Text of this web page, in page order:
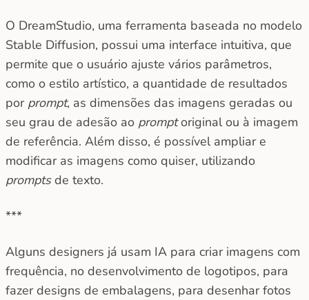
O DreamStudio, uma ferramenta baseada no modelo
Stable Diffusion, possui uma interface intuitiva, que
permite que o usuário ajuste vários parâmetros,
como o estilo artístico, a quantidade de resultados
por prompt, as dimensões das imagens geradas ou
seu grau de adesão ao promptoriginal ou à imagem
de referência. Além disso, é possível ampliar e
modificar as imagens como quiser, utilizando
promptsde texto.
***
Alguns designers já usam IA para criar imagens com
frequência, no desenvolvimento de logotipos, para
fazer designs de embalagens, para desenhar fotos